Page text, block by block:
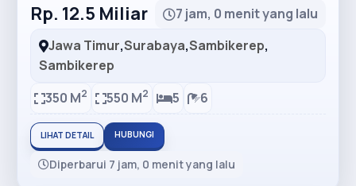
Rp. 12.5 Miliar
7 jam, 0 menit yang lalu
Jawa Timur,Surabaya,Sambikerep,
Sambikerep
350 M2 550 M2 5 6
LIHAT DETAIL HUBUNGI
Diperbarui 7 jam, 0 menit yang lalu